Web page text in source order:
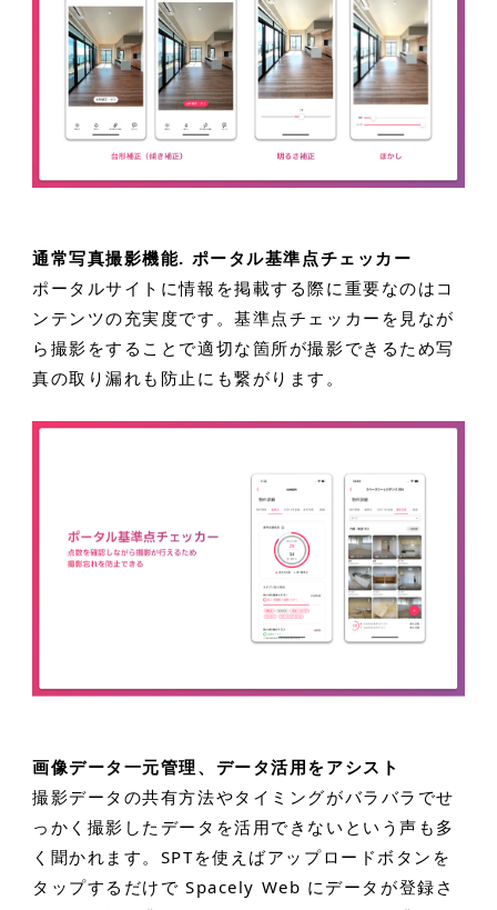
通常写真撮影機能. ポータル基準点チェッカー
ポータルサイトに情報を掲載する際に重要なのはコ
ンテンツの充実度です。基準点チェッカーを見なが
ら撮影をすることで適切な箇所が撮影できるため写
真の取り漏れも防止にも繋がります。
画像データ一元管理、データ活用をアシスト
撮影データの共有方法やタイミングがバラバラでせ
っかく撮影したデータを活用できないという声も多
く聞かれます。SPTを使えばアップロードボタンを
タップするだけで Spacely Web にデータが登録さ